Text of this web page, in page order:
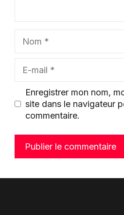
mail
Enregistrer mon nom,
site dans le navigateur
commentaire.